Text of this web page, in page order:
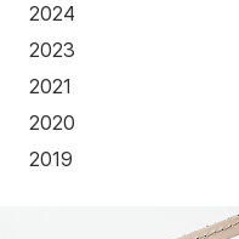
2024
2023
2021
2020
2019